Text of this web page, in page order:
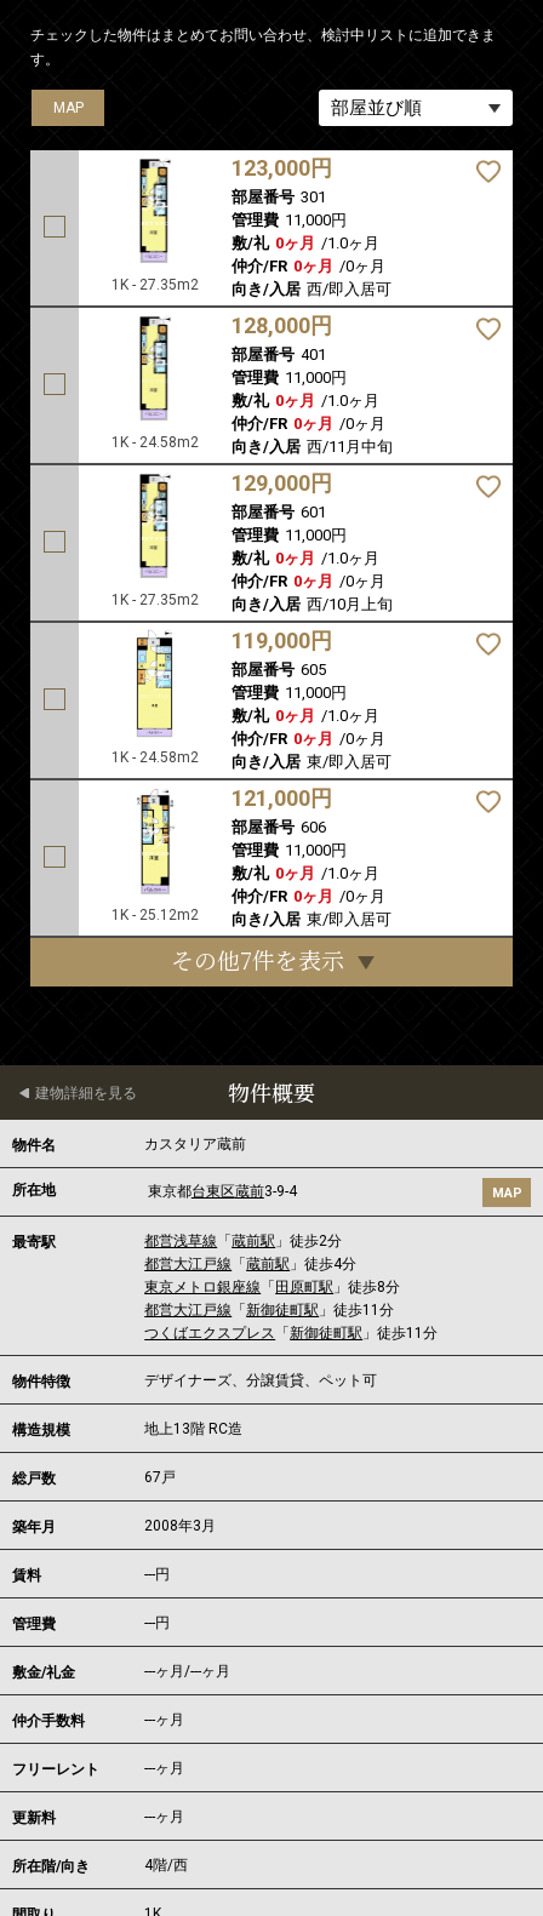
チェックした物件はまとめてお問い合わせ、検討中リストに追加できま
す。
MAP
1K - 27.35m2
123,000円
部屋番号 301
管理費 11,000円
敷/礼 0ヶ月 /1.0ヶ月
仲介/FR 0ヶ月 /0ヶ月
向き/入居 西/即入居可
MAP
1K - 24.58m2
128,000円
部屋番号 401
管理費 11,000円
敷/礼 0ヶ月 /1.0ヶ月
仲介/FR 0ヶ月 /0ヶ月
向き/入居 西/11月中旬
MAP
1K - 27.35m2
129,000円
部屋番号 601
管理費 11,000円
敷/礼 0ヶ月 /1.0ヶ月
仲介/FR 0ヶ月 /0ヶ月
向き/入居 西/10月上旬
MAP
1K - 24.58m2
119,000円
部屋番号 605
管理費 11,000円
敷/礼 0ヶ月 /1.0ヶ月
仲介/FR 0ヶ月 /0ヶ月
向き/入居 東/即入居可
MAP
1K - 25.12m2
121,000円
部屋番号 606
管理費 11,000円
敷/礼 0ヶ月 /1.0ヶ月
仲介/FR 0ヶ月 /0ヶ月
向き/入居 東/即入居可
その他7件を表示
物件概要
建物詳細を見る
物件名 カスタリア蔵前
所在地 東京都台東区蔵前3-9-4 MAP
最寄駅 都営浅草線 「蔵前駅 」徒歩2分
都営大江戸線 「蔵前駅 」徒歩4分
東京メトロ銀座線 「 田原町駅 」徒歩8分
都営大江戸線 「新御徒町駅 」徒歩11分
つくばエクスプレス 「新御徒町駅 」徒歩11分
物件特徴 デザイナーズ、分譲賃貸、ペット可
構造規模 地上13階 RC造
総戸数 67戸
築年月 2008年3月
賃料 ---円
管理費 ---円
敷金/礼金 ---ヶ月/---ヶ月
仲介手数料 ---ヶ月
フリーレント ---ヶ月
更新料 ---ヶ月
所在階/向き 4階/西